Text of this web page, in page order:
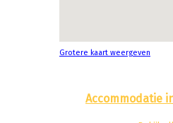
Grotere kaart weergeven
Accommodatie